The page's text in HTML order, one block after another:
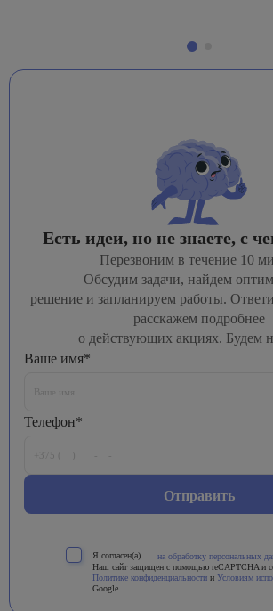
Есть идеи, но не знаете, с
Перезвоним в течение 10
Обсудим задачи, найдем
решение и запланируем работы.
расскажем подробнее
о действующих акциях. Будем
Ваше имя*
Телефон*
Я согласен(а)
на обработку персональных
Наш сайт защищен с помощью reCAPTCHA и
Политике конфиденциальности и Условиям
Google.